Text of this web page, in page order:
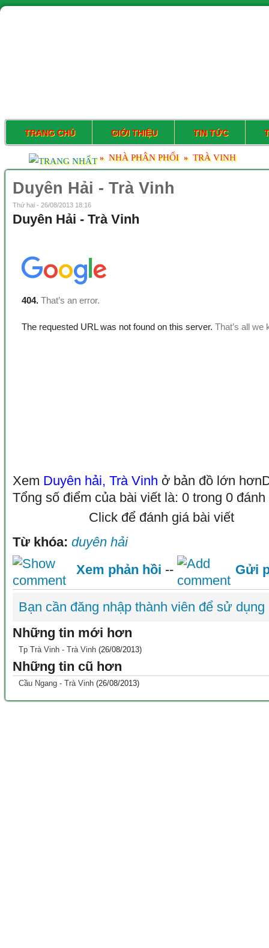
TRANG CHỦ GIỚI THIỆU TIN TỨC
» NHÀ PHÂN PHỐI » TRÀ VINH
Duyên Hải - Trà Vinh
Thứ hai - 26/08/2013 18:16
Duyên Hải - Trà Vinh
Xem Duyên hải, Trà Vinh ở bản đồ lớn hơn
Tổng số điểm của bài viết là: 0 trong 0 đánh
Click để đánh giá bài viết
Từ khóa: duyên hải
Xem phản hồi -- Gửi
Bạn cần đăng nhập thành viên để sử
Những tin mới hơn
Tp Trà Vinh - Trà Vinh (26/08/2013)
Những tin cũ hơn
Cầu Ngang - Trà Vinh (26/08/2013)